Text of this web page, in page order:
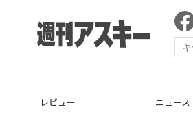
レビュー ニュース